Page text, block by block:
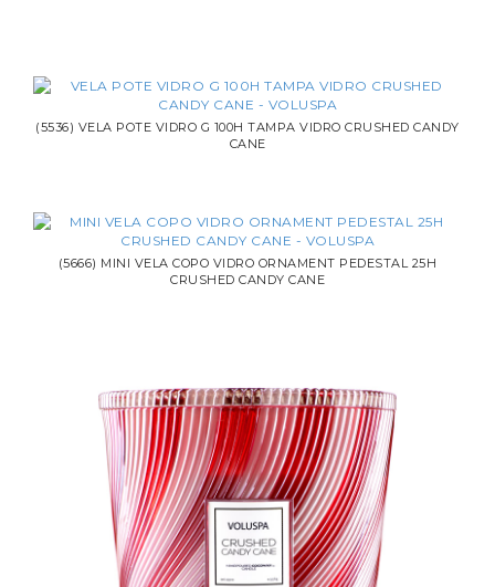
(5536) VELA POTE VIDRO G 100H TAMPA VIDRO CRUSHED CANDY
CANE
(5666) MINI VELA COPO VIDRO ORNAMENT PEDESTAL 25H
CRUSHED CANDY CANE